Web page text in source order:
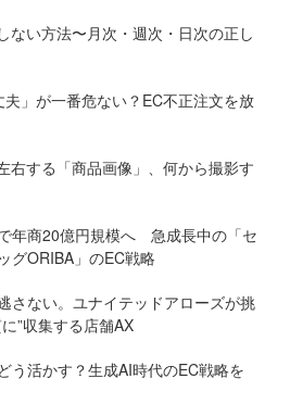
ない方法〜月次・週次・日次の正し
」が一番危ない？EC不正注文を放
右する「商品画像」、何から撮影す
年商20億円規模へ 急成長中の「セ
グORIBA」のEC戦略
さない。ユナイテッドアローズが挑
”収集する店舗AX
う活かす？生成AI時代のEC戦略を